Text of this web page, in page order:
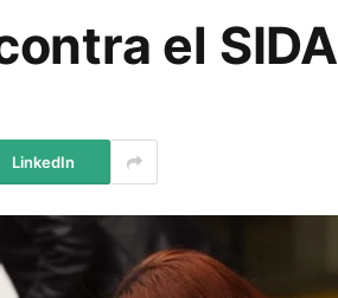
el SIDA
LinkedIn